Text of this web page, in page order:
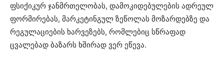
ფსიქიკურ ჯანმრთელობას, დამოკიდებულების ადრეულ
ფორმირებას, მარკეტინგულ ზეწოლას მოზარდებზე და
რეგულაციების ხარვეზებს, რომლებიც სწრაფად
ცვალებად ბაზარს ხშირად ვერ ეწევა.